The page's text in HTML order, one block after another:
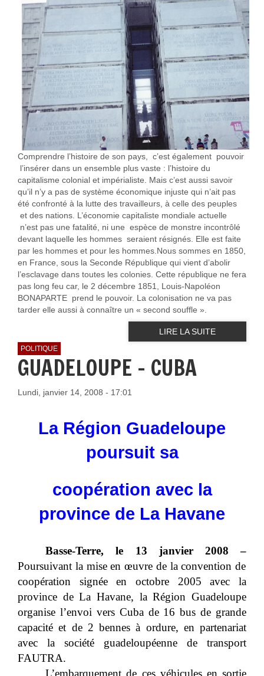
Comprendre l’histoire de son pays, c’est également pouvoir
l’insérer dans un ensemble plus vaste : l’histoire du
capitalisme colonial et impérialiste. Mais c’est aussi savoir
qu’il n’y a pas de système économique injuste qui n’ait pas
été confronté à la lutte des travailleurs, à celle des peuples
et des nations. L’économie capitaliste mondiale actuelle
n’est pas une fatalité, ni une espèce de monstre incontrôlé
devant laquelle les hommes seraient résignés. Elle est faite
par les hommes et pour les hommes.Nous sommes en 1850,
en France, sous la Seconde République qui vient d’abolir
l’esclavage dans toutes les colonies. Cette république ne fera
pas long feu car, le 2 décembre 1851, Louis-Napoléon
BONAPARTE prend le pouvoir. La colonisation ne va pas
tarder elle aussi à connaître un « second souffle ».
LIRE LA SUITE
POLITIQUE
GUADELOUPE - CUBA
Lundi, janvier 14, 2008 - 17:01
La Région Guadeloupe
poursuit sa
coopération avec la
province de La Havane
Basse-Terre, le 13 janvier 2008 –
Poursuivant la mise en œuvre de la convention de
coopération signée en octobre 2005 avec la
province de La Havane, la Région Guadeloupe
organise l’envoi vers Cuba de 16 bus de grande
capacité et de 2 bennes à ordure, en partenariat
avec la société guadeloupéenne de transport
FAUTRA.
L’embarquement de ces véhicules en sortie